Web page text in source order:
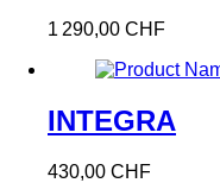
1 290,00 CHF
INTEGRA
430,00 CHF